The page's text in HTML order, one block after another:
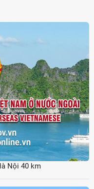
Nội 40 km